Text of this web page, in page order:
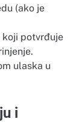
(ako je
koji potvrđuje
ulaska u
i